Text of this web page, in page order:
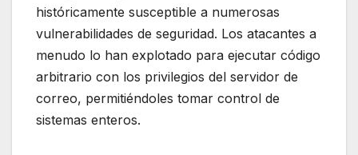
históricamente susceptible a numerosas
vulnerabilidades de seguridad. Los atacantes a
menudo lo han explotado para ejecutar código
arbitrario con los privilegios del servidor de
correo, permitiéndoles tomar control de
sistemas enteros.